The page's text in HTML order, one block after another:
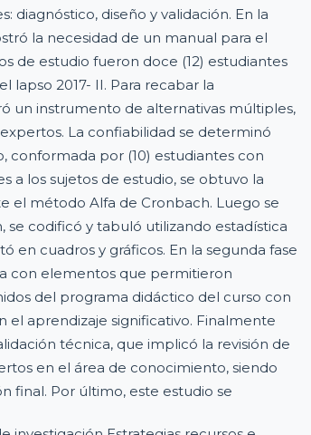
diagnóstico, diseño y validación. En la
la necesidad de un manual para el
de estudio fueron doce (12) estudiantes
lapso 2017- II. Para recabar la
un instrumento de alternativas múltiples,
La confiabilidad se determinó
conformada por (10) estudiantes con
a los sujetos de estudio, se obtuvo la
el método Alfa de Cronbach. Luego se
se codificó y tabuló utilizando estadística
en cuadros y gráficos. En la segunda fase
con elementos que permitieron
del programa didáctico del curso con
el aprendizaje significativo. Finalmente
técnica, que implicó la revisión de
en el área de conocimiento, siendo
final. Por último, este estudio se